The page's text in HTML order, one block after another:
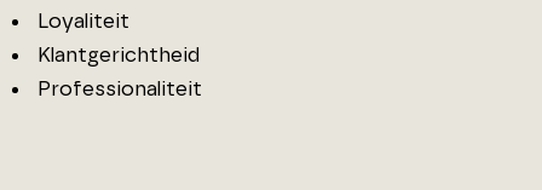
Loyaliteit
Klantgerichtheid
Professionaliteit